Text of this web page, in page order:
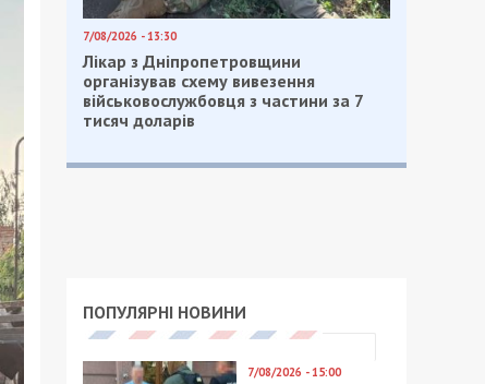
7/08/2026 - 13:30
Лікар з Дніпропетровщини
організував схему вивезення
військовослужбовця з частини за 7
тисяч доларів
ПОПУЛЯРНІ НОВИНИ
7/08/2026 - 15:00